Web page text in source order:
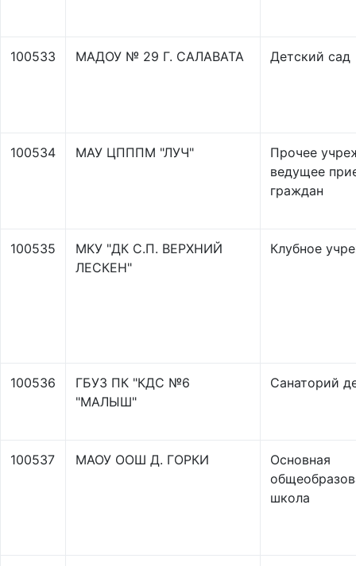
100533 МАДОУ № 29 Г. САЛАВАТА Детский сад
100534 МАУ ЦПППМ "ЛУЧ"
Прочее
ведущее
граждан
100535
МКУ "ДК С.П. ВЕРХНИЙ
ЛЕСКЕН"
Клубное
100536
ГБУЗ ПК "КДС №6
"МАЛЫШ"
Санаторий
100537 МАОУ ООШ Д. ГОРКИ
Основная
школа